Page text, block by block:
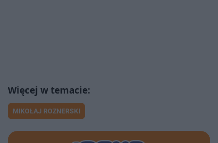
MIKOŁAJ ROZNERSKI